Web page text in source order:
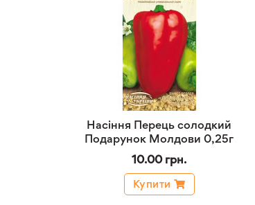
Насіння Перець солодкий
Подарунок Молдови 0,25г
10.00 грн.
Купити